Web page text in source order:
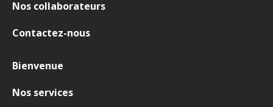
Nos collaborateurs
Contactez-nous
Bienvenue
Nos services